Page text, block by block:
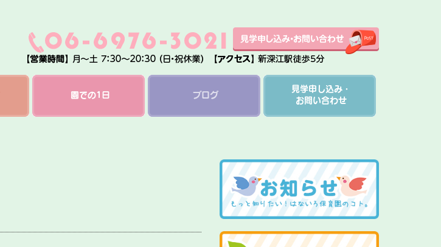
園での1日 ブログ
見学申し込み・
お問い合わせ